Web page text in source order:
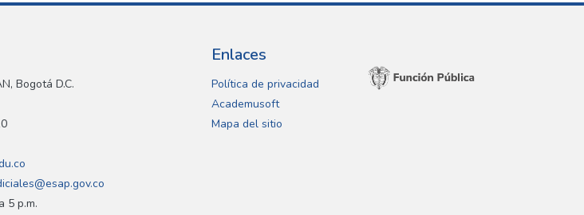
Bogotá D.C.
5 p.m.
Enlaces
Política de privacidad
Academusoft
Mapa del sitio